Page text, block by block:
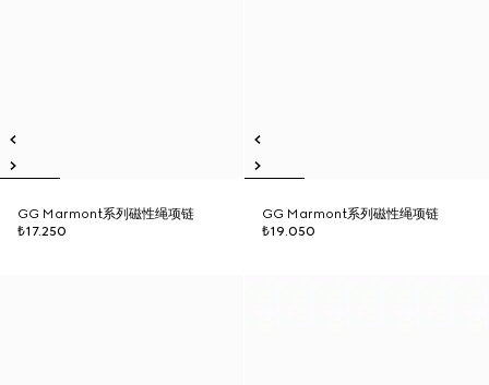
GG Marmont系列磁性绳项链
₺17.250
GG Marmont系列磁性绳项链
₺19.050